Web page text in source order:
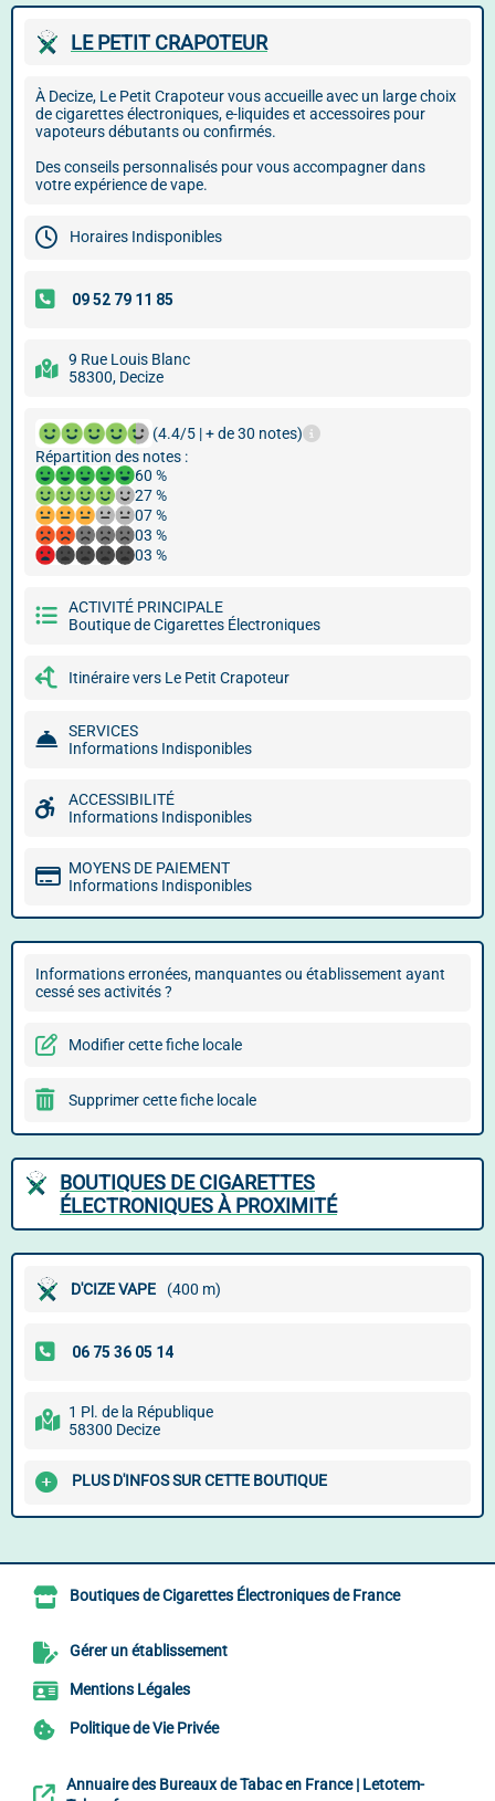
LE PETIT CRAPOTEUR
À Decize, Le Petit Crapoteur vous accueille avec un large choix
de cigarettes électroniques, e-liquides et accessoires pour
vapoteurs débutants ou confirmés.
Des conseils personnalisés pour vous accompagner dans
votre expérience de vape.
Horaires Indisponibles
9 Rue Louis Blanc
58300, Decize
(4.4/5 | + de 30 notes)
Répartition des notes :
60 %
27 %
07 %
03 %
03 %
ACTIVITÉ PRINCIPALE
Boutique de Cigarettes Électroniques
Itinéraire vers Le Petit Crapoteur
SERVICES
Informations Indisponibles
ACCESSIBILITÉ
Informations Indisponibles
MOYENS DE PAIEMENT
Informations Indisponibles
Informations erronées, manquantes ou établissement ayant
cessé ses activités ?
Modifier cette fiche locale
Supprimer cette fiche locale
BOUTIQUES DE CIGARETTES
ÉLECTRONIQUES À PROXIMITÉ
D'CIZE VAPE (400 m)
1 Pl. de la République
58300 Decize
PLUS D'INFOS SUR CETTE BOUTIQUE
Boutiques de Cigarettes Électroniques de France
Gérer un établissement
Mentions Légales
Politique de Vie Privée
Annuaire des Bureaux de Tabac en France | Letotem-